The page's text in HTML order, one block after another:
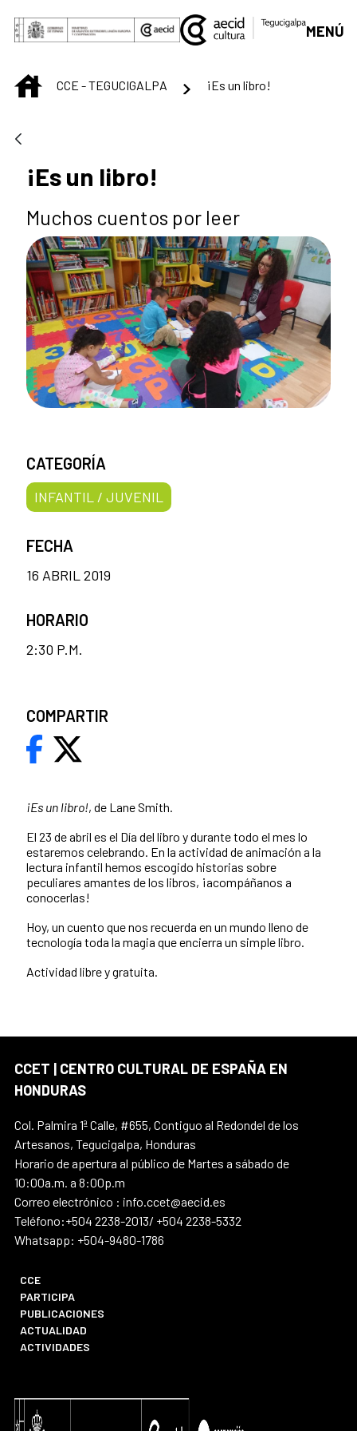
Saltar al contenido principal
MENÚ
INICIOCCE - TEGUCIGALPA ¡Es un libro!
¡Es un libro!
Muchos cuentos por leer
¡Es un libro!, de Lane Smith.
El 23 de abril es el Día del libro y durante todo el mes lo
estaremos celebrando. En la actividad de animación a la
lectura infantil hemos escogido historias sobre
peculiares amantes de los libros, ¡acompáñanos a
conocerlas!
Hoy, un cuento que nos recuerda en un mundo lleno de
tecnología toda la magia que encierra un simple libro.
Actividad libre y gratuita.
CATEGORÍA
INFANTIL / JUVENIL
FECHA
16 ABRIL 2019
HORARIO
2:30 P.M.
COMPARTIR
CCET | CENTRO CULTURAL DE ESPAÑA EN
HONDURAS
Col. Palmira 1ª Calle, #655, Contiguo al Redondel de los
Artesanos, Tegucigalpa, Honduras
Horario de apertura al público de Martes a sábado de
10:00a.m. a 8:00p.m
Correo electrónico : info.ccet@aecid.es
Teléfono:+504 2238-2013/ +504 2238-5332
Whatsapp: +504-9480-1786
CCE
PARTICIPA
PUBLICACIONES
ACTUALIDAD
ACTIVIDADES